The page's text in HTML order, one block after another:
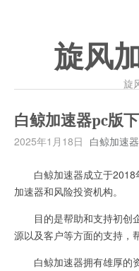
旋风
旋
白鲸加速器pc版
2025年1月18日 白鲸加速器
白鲸加速器成立于2018
加速器和风险投资机构。
目的是帮助和支持初创
源以及客户等方面的支持，
白鲸加速器拥有雄厚的